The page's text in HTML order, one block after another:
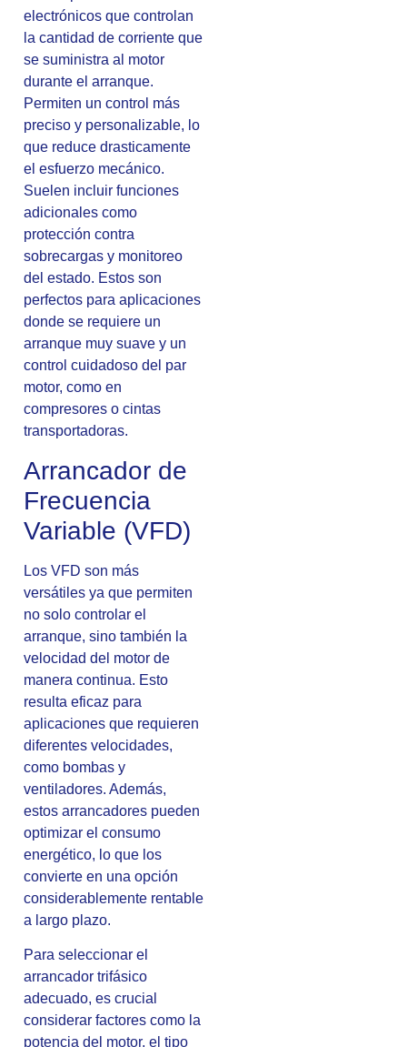
electrónicos que controlan
la cantidad de corriente que
se suministra al motor
durante el arranque.
Permiten un control más
preciso y personalizable, lo
que reduce drasticamente
el esfuerzo mecánico.
Suelen incluir funciones
adicionales como
protección contra
sobrecargas y monitoreo
del estado. Estos son
perfectos para aplicaciones
donde se requiere un
arranque muy suave y un
control cuidadoso del par
motor, como en
compresores o cintas
transportadoras.
Arrancador de
Frecuencia
Variable (VFD)
Los VFD son más
versátiles ya que permiten
no solo controlar el
arranque, sino también la
velocidad del motor de
manera continua. Esto
resulta eficaz para
aplicaciones que requieren
diferentes velocidades,
como bombas y
ventiladores. Además,
estos arrancadores pueden
optimizar el consumo
energético, lo que los
convierte en una opción
considerablemente rentable
a largo plazo.
Para seleccionar el
arrancador trifásico
adecuado, es crucial
considerar factores como la
potencia del motor, el tipo